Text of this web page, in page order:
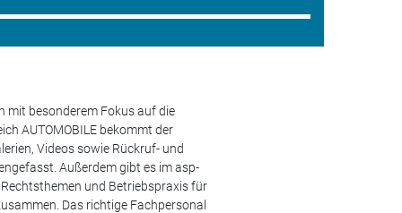
mit besonderem Fokus auf die
AUTOMOBILE bekommt der
Videos sowie Rückruf- und
Außerdem gibt es im asp-
und Betriebspraxis für
Das richtige Fachpersonal